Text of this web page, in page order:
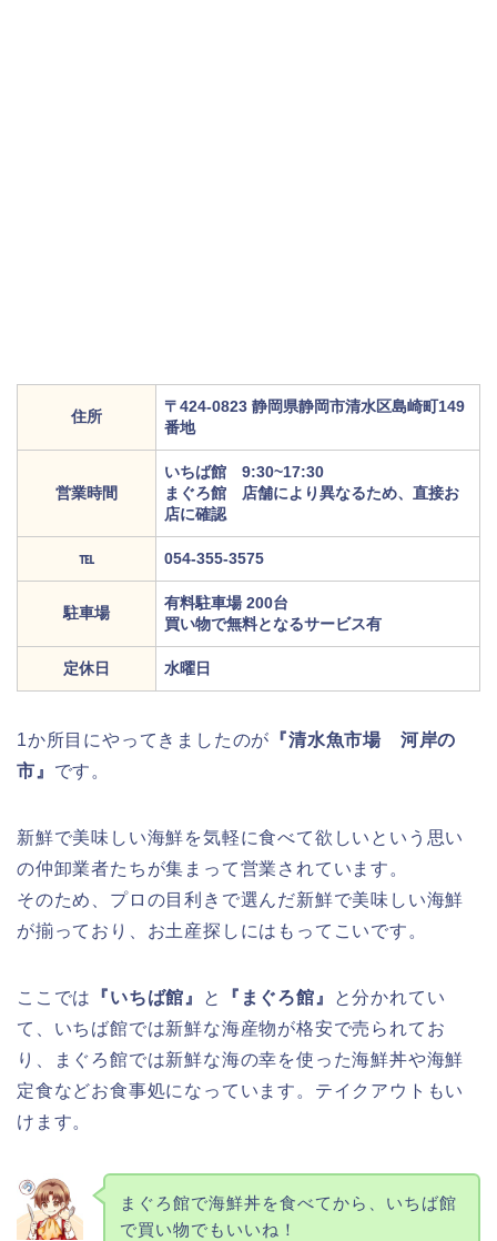
住所
〒424-0823 静岡県静岡市清水区島崎町149
番地
営業時間
いちば館 9:30~17:30
まぐろ館 店舗により異なるため、直接お
店に確認
℡ 054-355-3575
駐車場
有料駐車場 200台
買い物で無料となるサービス有
定休日 水曜日
1か所目にやってきましたのが 『清水魚市場 河岸の
市』 です。
新鮮で美味しい海鮮を気軽に食べて欲しいという思い
の仲卸業者たちが集まって営業されています。
そのため、プロの目利きで選んだ新鮮で美味しい海鮮
が揃っており、お土産探しにはもってこいです。
ここでは 『いちば館』 と 『まぐろ館』
と分かれてい
て、いちば館では新鮮な海産物が格安で売られてお
り、まぐろ館では新鮮な海の幸を使った海鮮丼や海鮮
定食などお食事処になっています。テイクアウトもい
けます。
まぐろ館で海鮮丼を食べてから、いちば館
で買い物でもいいね！